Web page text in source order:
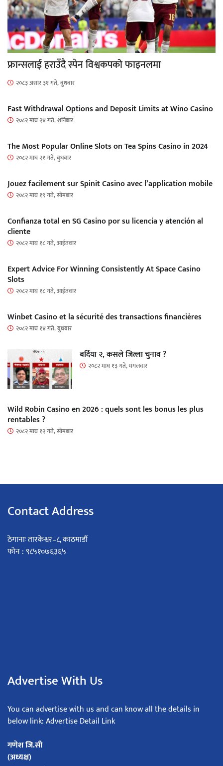
फ्रान्सलाई हराउँदै स्पेन विश्वकपको फाइनलमा
२०८३ असार ३१ गते, बुधबार
Fast Withdrawal Options and Deposit Limits at Wino Casino
२०८२ माघ २४ गते, शनिबार
The Most Popular Online Slots on Tea Spins Casino in 2024
२०८२ माघ २१ गते, बुधबार
Jouez facilement sur Spinit Casino avec l’application mobile
२०८२ माघ १९ गते, सोमबार
Confianza total en SG Casino por su licencia y atención al
cliente
२०८२ माघ १८ गते, आईतवार
Expert Advice For Winning Consistently At Space Casino
Slots
२०८२ माघ १८ गते, आईतवार
Winbet Casino et la sécurité des transactions financières
२०८२ माघ १४ गते, बुधबार
बर्दिया २, कसले जित्ला चुनाव ?
२०८२ माघ १३ गते, मंगलवार
Wild Robin Casino en 2026 : quels sont les bonus les plus
rentables ?
२०८२ माघ १२ गते, सोमबार
Contact Address
ठेगानाः तारकेश्वर–८, काठमाडौं
फोन : ९८५१०७६३६५
Advertise With Us
You can advertise with us and can know all the details in
below link: Advertise Detail Link
गणेश जि.सी
(अध्यक्ष)